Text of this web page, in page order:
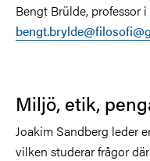
Bengt Brülde, professor
Miljö, etik,
Joakim Sandberg leder
vilken studerar frågor